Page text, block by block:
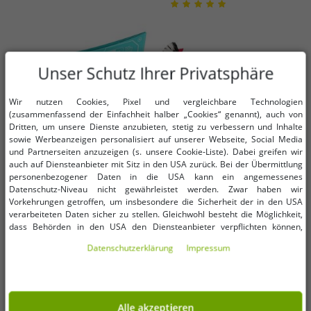
Verfügbare Größen
OneSize (für mehr Details,
siehe Beschreibung)
4,99 €
Verfügbare Größen
OneSize (für mehr Details,
UVP:
Unser Schutz Ihrer Privatsphäre
Wir nutzen Cookies, Pixel und vergleichbare Technologien
(zusammenfassend der Einfachheit halber „Cookies“ genannt), auch von
Dritten, um unsere Dienste anzubieten, stetig zu verbessern und Inhalte
sowie Werbeanzeigen personalisiert auf unserer Webseite, Social Media
und Partnerseiten anzuzeigen (s. unsere Cookie-Liste). Dabei greifen wir
auch auf Diensteanbieter mit Sitz in den USA zurück. Bei der Übermittlung
personenbezogener Daten in die USA kann ein angemessenes
Datenschutz-Niveau nicht gewährleistet werden. Zwar haben wir
Vorkehrungen getroffen, um insbesondere die Sicherheit der in den USA
verarbeiteten Daten sicher zu stellen. Gleichwohl besteht die Möglichkeit,
dass Behörden in den USA den Diensteanbieter verpflichten können,
im Einzelfall auf Basis entsprechender US-Gesetzgebung, ein wirksamer
Zugriff informiert wirst. Mit Deiner Einwilligung gem. Art. 49 Abs. 1 lit. a
DSGVO erklärst Du Dich in die Übermittlung in die USA für einverstanden
Daten­schutz­erklärung Impressum
Alle akzeptieren